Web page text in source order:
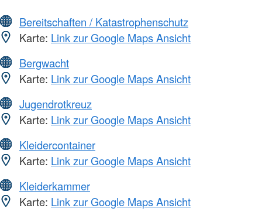
Bereitschaften / Katastrophenschutz
Karte: Link zur Google Maps Ansicht
Bergwacht
Karte: Link zur Google Maps Ansicht
Jugendrotkreuz
Karte: Link zur Google Maps Ansicht
Kleidercontainer
Karte: Link zur Google Maps Ansicht
Kleiderkammer
Karte: Link zur Google Maps Ansicht